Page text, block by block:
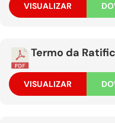
VISUALIZAR
Termo da
VISUALIZAR